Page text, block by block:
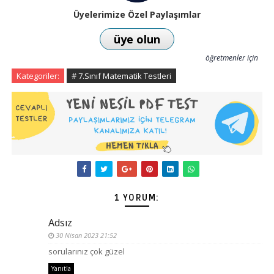
Üyelerimize Özel Paylaşımlar
üye olun
öğretmenler için
Kategoriler: # 7.Sınıf Matematik Testleri
1 YORUM:
Adsız
30 Nisan 2023 21:52
sorularınız çok güzel
Yanıtla